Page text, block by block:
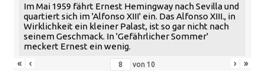
Im Mai 1959 fährt Ernest Hemingway nach Sevilla und
quartiert sich im 'Alfonso XIII' ein. Das Alfonso XIII., in
Wirklichkeit ein kleiner Palast, ist so gar nicht nach
seinem Geschmack. In 'Gefährlicher Sommer'
meckert Ernest ein wenig.
«
‹ von 10 › »